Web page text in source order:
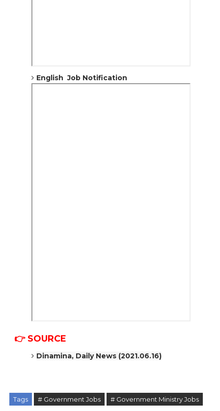
English Job Notification
👉SOURCE
Dinamina, Daily News (2021.06.16)
Tags # Government Jobs # Government Ministry Jobs